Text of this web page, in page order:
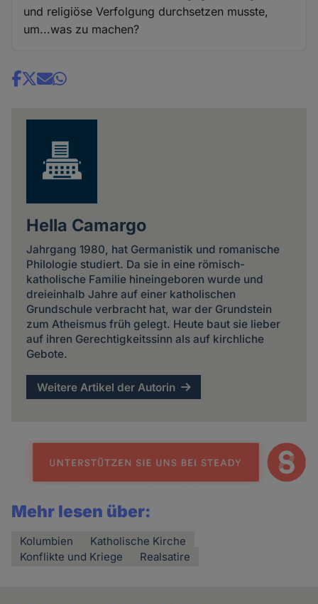
und religiöse Verfolgung durchsetzen musste,
um...was zu machen?
Share
Hella Camargo
Jahrgang 1980, hat Germanistik und romanische
Philologie studiert. Da sie in eine römisch-
katholische Familie hineingeboren wurde und
dreieinhalb Jahre auf einer katholischen
Grundschule verbracht hat, war der Grundstein
zum Atheismus früh gelegt. Heute baut sie lieber
auf ihren Gerechtigkeitssinn als auf kirchliche
Gebote.
Weitere Artikel der Autorin
Mehr lesen über:
Kolumbien
Katholische Kirche
Konflikte und Kriege
Realsatire